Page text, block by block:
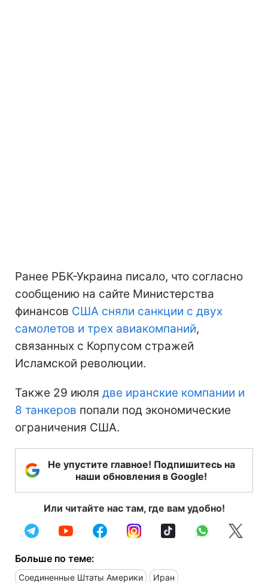
Ранее РБК-Украина писало, что согласно
сообщению на сайте Министерства
финансов США сняли санкции с двух
самолетов и трех авиакомпаний,
связанных с Корпусом стражей
Исламской революции.
Также 29 июля две иранские компании и
8 танкеров попали под экономические
ограничения США.
Не упустите главное! Подпишитесь на
наши обновления в Google!
Или читайте нас там, где вам удобно!
Больше по теме:
Соединенные Штаты Америки Иран